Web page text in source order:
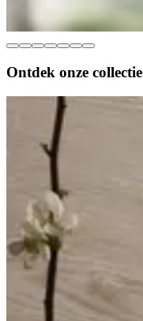
Ontdek onze collectie